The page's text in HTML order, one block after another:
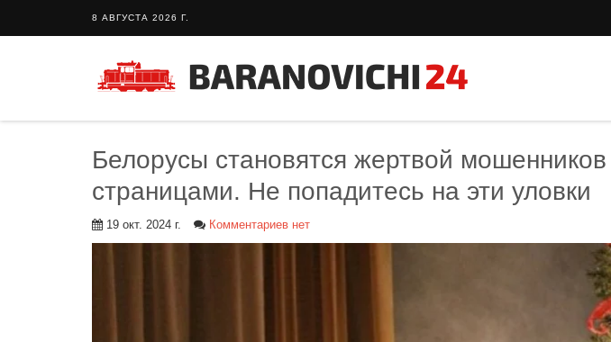
8 АВГУСТА 2026 Г.
Белорусы становятся жертвой
страницами. Не попадитесь на эти уловки
19 окт. 2024 г. Комментариев нет
Тайный гость: Ресторан